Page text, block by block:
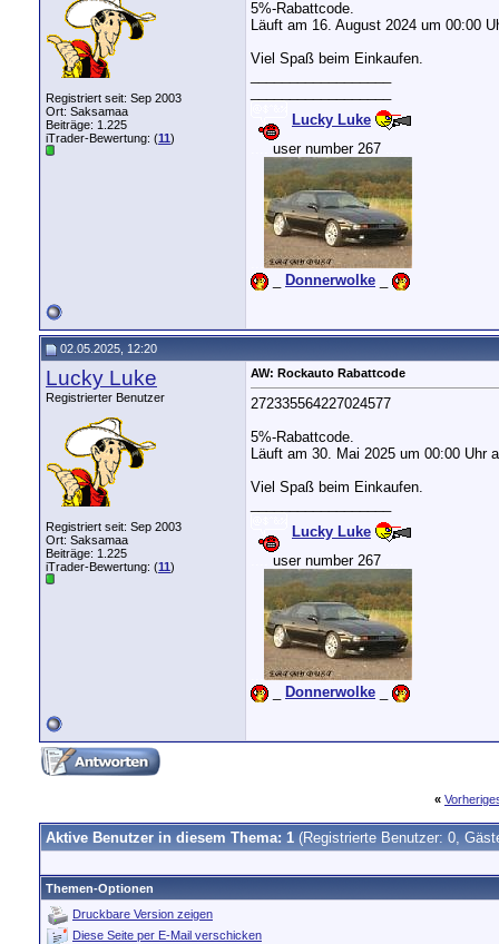
Registriert seit: Sep 2003
Ort: Saksamaa
Beiträge: 1.225
iTrader-Bewertung: (11)
5%-Rabattcode.
Läuft am 16. August 2024 um 00:00
Viel Spaß beim Einkaufen.
Lucky Luke
user number 267
Donnerwolke
02.05.2025, 12:20
Lucky Luke
Registrierter Benutzer
Registriert seit: Sep 2003
Ort: Saksamaa
Beiträge: 1.225
iTrader-Bewertung: (11)
AW: Rockauto Rabattcode
272335564227024577
5%-Rabattcode.
Läuft am 30. Mai 2025 um 00:00 Uhr
Viel Spaß beim Einkaufen.
Lucky Luke
user number 267
Donnerwolke
«
Aktive Benutzer in diesem Thema: 1 (Registrierte Benutzer: 0,
Themen-Optionen
Druckbare Version zeigen
Diese Seite per E-Mail verschicken